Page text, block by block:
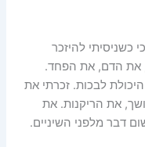
כשניסיתי להיזכר
את הדם, את הפחד.
לבכות. זכרתי את
את הריקנות. את
דבר מלפני השיניים.